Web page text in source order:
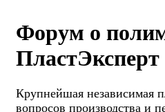
Форум о
ПластЭксперт
Крупнейшая независимая
вопросов производства и